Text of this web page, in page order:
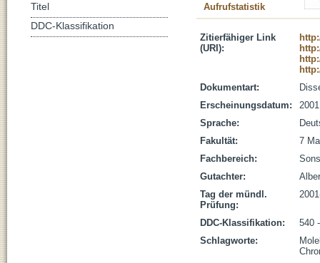
Aufrufstatistik
Zitierfähiger Link
(URI):
Dokumentart:
Erscheinungsdatum:
2001
Sprache:
Fakultät:
7
Fachbereich:
Gutachter:
Tag der mündl.
Prüfung:
DDC-Klassifikation:
540
Schlagworte:
Titel
DDC-Klassifikation